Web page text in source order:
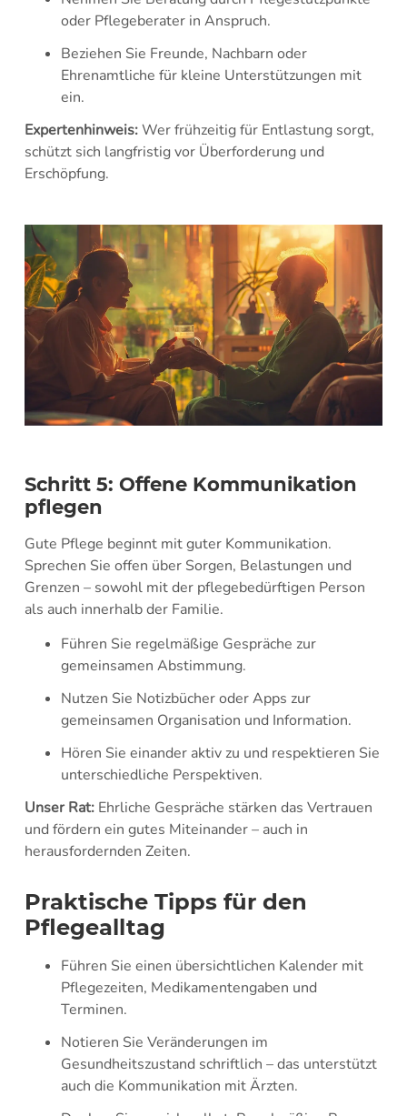
oder Pflegeberater in Anspruch.
Beziehen Sie Freunde, Nachbarn oder
Ehrenamtliche für kleine Unterstützungen mit
ein.
Expertenhinweis:Wer frühzeitig für Entlastung sorgt,
schützt sich langfristig vor Überforderung und
Erschöpfung.
Schritt 5: Offene Kommunikation
pflegen
Gute Pflege beginnt mit guter Kommunikation.
Sprechen Sie offen über Sorgen, Belastungen und
Grenzen – sowohl mit der pflegebedürftigen Person
als auch innerhalb der Familie.
Führen Sie regelmäßige Gespräche zur
gemeinsamen Abstimmung.
Nutzen Sie Notizbücher oder Apps zur
gemeinsamen Organisation und Information.
Hören Sie einander aktiv zu und respektieren Sie
unterschiedliche Perspektiven.
Unser Rat:Ehrliche Gespräche stärken das Vertrauen
und fördern ein gutes Miteinander – auch in
herausfordernden Zeiten.
Praktische Tipps für den
Pflegealltag
Führen Sie einen übersichtlichen Kalender mit
Pflegezeiten, Medikamentengaben und
Terminen.
Notieren Sie Veränderungen im
Gesundheitszustand schriftlich – das unterstützt
auch die Kommunikation mit Ärzten.